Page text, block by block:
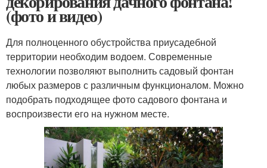
(фото и видео)
Для полноценного обустройства приусадебной
территории необходим водоем. Современные
технологии позволяют выполнить садовый фонтан
любых размеров с различным функционалом. Можно
подобрать подходящее фото садового фонтана и
воспроизвести его на нужном месте.